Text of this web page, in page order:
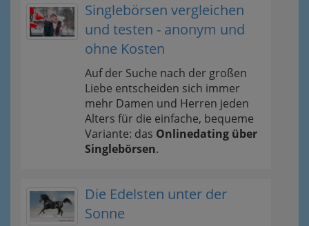
Singlebörsen vergleichen
und testen - anonym und
ohne Kosten
Auf der Suche nach der großen
Liebe entscheiden sich immer
mehr Damen und Herren jeden
Alters für die einfache, bequeme
Variante: das Onlinedating über
Singlebörsen.
Die Edelsten unter der
Sonne